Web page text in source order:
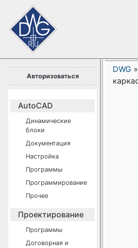
Авторизоваться
AutoCAD
Динамические
блоки
Документация
Настройка
Программы
Программирование
Прочее
Проектирование
Программы
Договорная и
DWG »